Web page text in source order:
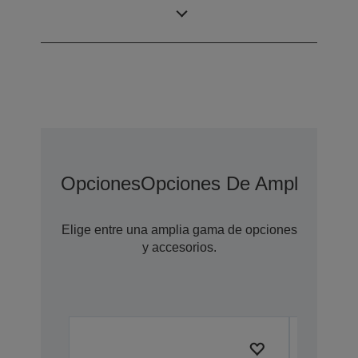
OpcionesOpciones De Ampliación
Elige entre una amplia gama de opciones
y accesorios.